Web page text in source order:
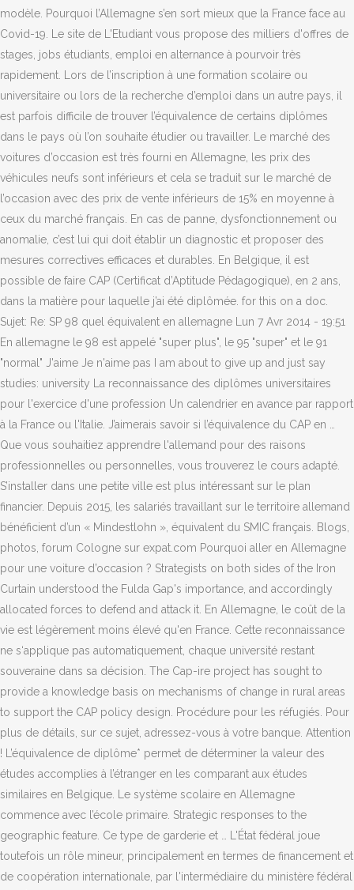
modèle. Pourquoi l’Allemagne s’en sort mieux que la France face au
Covid-19. Le site de L'Etudiant vous propose des milliers d'offres de
stages, jobs étudiants, emploi en alternance à pourvoir très
rapidement. Lors de l’inscription à une formation scolaire ou
universitaire ou lors de la recherche d’emploi dans un autre pays, il
est parfois difficile de trouver l’équivalence de certains diplômes
dans le pays où l’on souhaite étudier ou travailler. Le marché des
voitures d’occasion est très fourni en Allemagne, les prix des
véhicules neufs sont inférieurs et cela se traduit sur le marché de
l’occasion avec des prix de vente inférieurs de 15% en moyenne à
ceux du marché français. En cas de panne, dysfonctionnement ou
anomalie, c’est lui qui doit établir un diagnostic et proposer des
mesures correctives efficaces et durables. En Belgique, il est
possible de faire CAP (Certificat d’Aptitude Pédagogique), en 2 ans,
dans la matière pour laquelle j’ai été diplômée. for this on a doc.
Sujet: Re: SP 98 quel équivalent en allemagne Lun 7 Avr 2014 - 19:51
En allemagne le 98 est appelé "super plus", le 95 "super" et le 91
"normal" J'aime Je n'aime pas I am about to give up and just say
studies: university La reconnaissance des diplômes universitaires
pour l'exercice d'une profession Un calendrier en avance par rapport
à la France ou l'Italie. J’aimerais savoir si l’équivalence du CAP en …
Que vous souhaitiez apprendre l'allemand pour des raisons
professionnelles ou personnelles, vous trouverez le cours adapté.
S’installer dans une petite ville est plus intéressant sur le plan
financier. Depuis 2015, les salariés travaillant sur le territoire allemand
bénéficient d’un « Mindestlohn », équivalent du SMIC français. Blogs,
photos, forum Cologne sur expat.com Pourquoi aller en Allemagne
pour une voiture d’occasion ? Strategists on both sides of the Iron
Curtain understood the Fulda Gap's importance, and accordingly
allocated forces to defend and attack it. En Allemagne, le coût de la
vie est légèrement moins élevé qu'en France. Cette reconnaissance
ne s‘applique pas automatiquement, chaque université restant
souveraine dans sa décision. The Cap-ire project has sought to
provide a knowledge basis on mechanisms of change in rural areas
to support the CAP policy design. Procédure pour les réfugiés. Pour
plus de détails, sur ce sujet, adressez-vous à votre banque. Attention
! L’équivalence de diplôme* permet de déterminer la valeur des
études accomplies à l’étranger en les comparant aux études
similaires en Belgique. Le système scolaire en Allemagne
commence avec l’école primaire. Strategic responses to the
geographic feature. Ce type de garderie et … L'État fédéral joue
toutefois un rôle mineur, principalement en termes de financement et
de coopération internationale, par l'intermédiaire du ministère fédéral